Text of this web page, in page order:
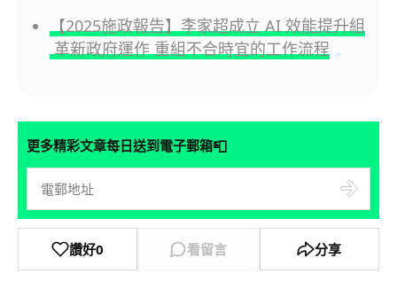
【2025施政報告】李家超成立 AI 效能提升組
革新政府運作 重組不合時宜的工作流程
更多精彩文章每日送到電子郵箱📮
讚好0 看留言 分享